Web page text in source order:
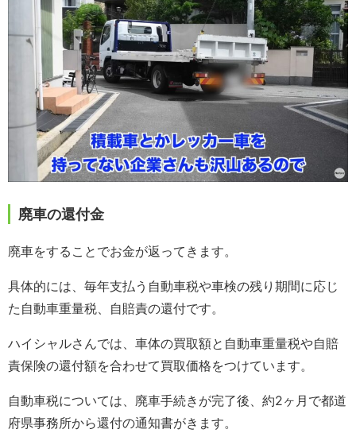
廃車の還付金
廃車をすることでお金が返ってきます。
具体的には、毎年支払う自動車税や車検の残り期間に応じ
た自動車重量税、自賠責の還付です。
ハイシャルさんでは、車体の買取額と自動車重量税や自賠
責保険の還付額を合わせて買取価格をつけています。
自動車税については、廃車手続きが完了後、約2ヶ月で都道
府県事務所から還付の通知書がきます。